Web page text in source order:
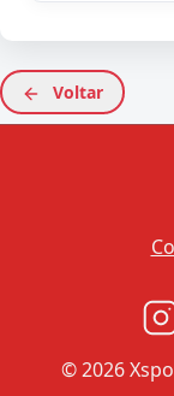
Voltar
© 2026